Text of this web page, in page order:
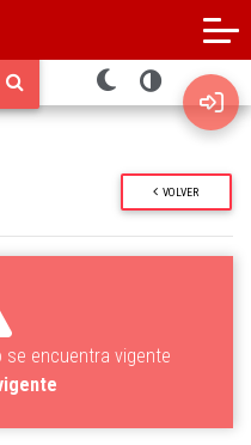
VOLVER
se encuentra vigente